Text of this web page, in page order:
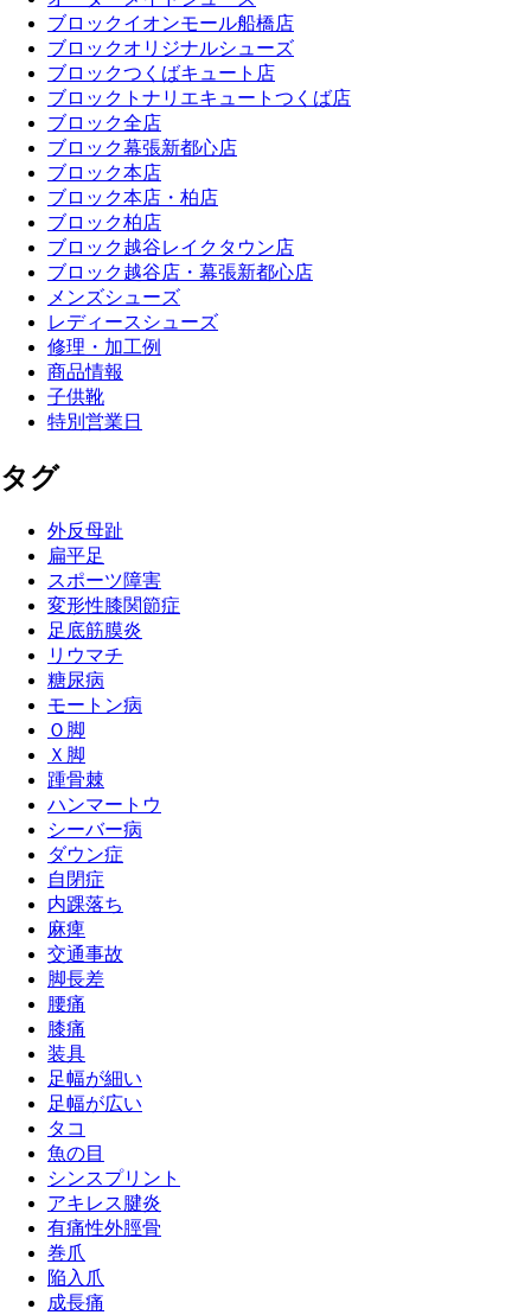
ブロックイオンモール船橋店
ブロックオリジナルシューズ
ブロックつくばキュート店
ブロックトナリエキュートつくば店
ブロック全店
ブロック幕張新都心店
ブロック本店
ブロック本店・柏店
ブロック柏店
ブロック越谷レイクタウン店
ブロック越谷店・幕張新都心店
メンズシューズ
レディースシューズ
修理・加工例
商品情報
子供靴
特別営業日
タグ
外反母趾
扁平足
スポーツ障害
変形性膝関節症
足底筋膜炎
リウマチ
糖尿病
モートン病
Ｏ脚
Ｘ脚
踵骨棘
ハンマートウ
シーバー病
ダウン症
自閉症
内踝落ち
麻痺
交通事故
脚長差
腰痛
膝痛
装具
足幅が細い
足幅が広い
タコ
魚の目
シンスプリント
アキレス腱炎
有痛性外脛骨
巻爪
陥入爪
成長痛